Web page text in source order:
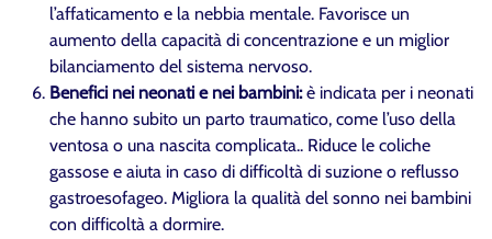
l’affaticamento e la nebbia mentale. Favorisce un
aumento della capacità di concentrazione e un miglior
bilanciamento del sistema nervoso.
Benefici nei neonati e nei bambini:è indicata per i neonati
che hanno subito un parto traumatico, come l’uso della
ventosa o una nascita complicata.. Riduce le coliche
gassose e aiuta in caso di difficoltà di suzione o reflusso
gastroesofageo. Migliora la qualità del sonno nei bambini
con difficoltà a dormire.